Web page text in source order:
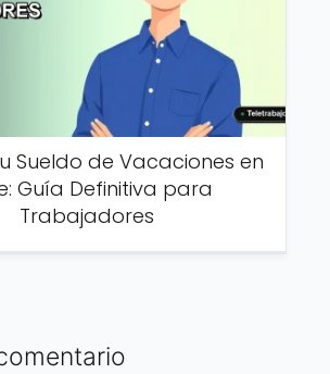
Sueldo de Vacaciones en
Guía Definitiva para
Trabajadores